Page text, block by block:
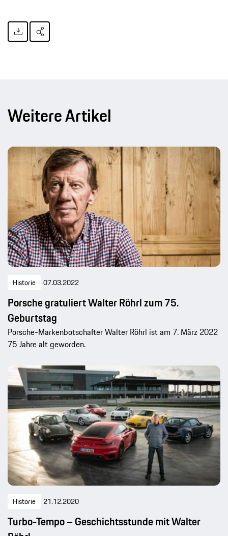
Weitere Artikel
Historie 07.03.2022
Porsche gratuliert Walter Röhrl zum 75.
Geburtstag
Porsche-Markenbotschafter Walter Röhrl ist am 7. März 2022
75 Jahre alt geworden.
Historie 21.12.2020
Turbo-Tempo – Geschichtsstunde mit Walter